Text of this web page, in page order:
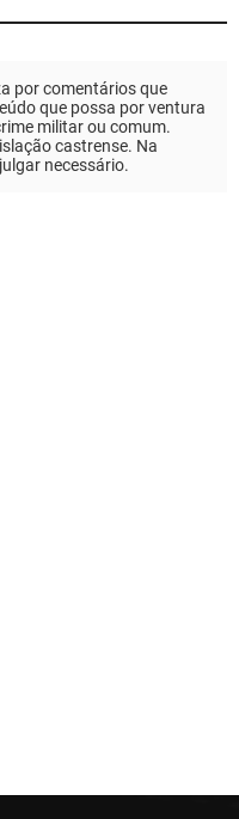
por comentários que
que possa por ventura
militar ou comum.
castrense. Na
necessário.